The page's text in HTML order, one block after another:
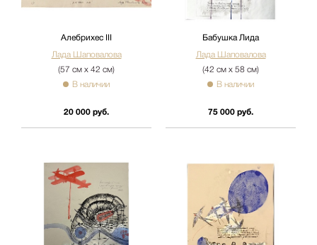
Алебрихес III
Лада Шаповалова
(57 см х 42 см)
В наличии
20 000 руб.
Бабушка Лида
Лада Шаповалова
(42 см х 58 см)
В наличии
75 000 руб.